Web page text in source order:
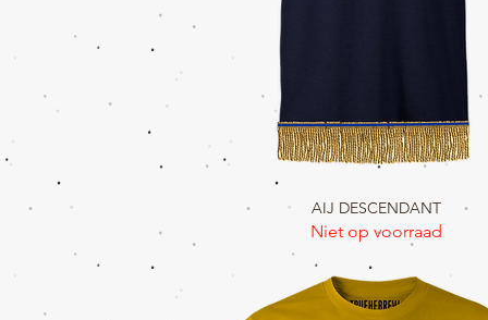
Snel overzicht
AIJ DESCENDANT
Niet op voorraad